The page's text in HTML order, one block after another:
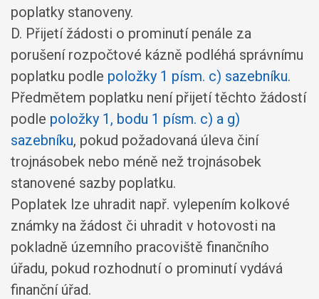
poplatky stanoveny.
D. Přijetí žádosti o prominutí penále za
porušení rozpočtové kázně podléhá správnímu
poplatku podle položky 1 písm. c) sazebníku.
Předmětem poplatku není přijetí těchto žádostí
podle položky 1, bodu 1 písm. c) a g)
sazebníku, pokud požadovaná úleva činí
trojnásobek nebo méně než trojnásobek
stanovené sazby poplatku.
Poplatek lze uhradit např. vylepením kolkové
známky na žádost či uhradit v hotovosti na
pokladně územního pracoviště finančního
úřadu, pokud rozhodnutí o prominutí vydává
finanční úřad.